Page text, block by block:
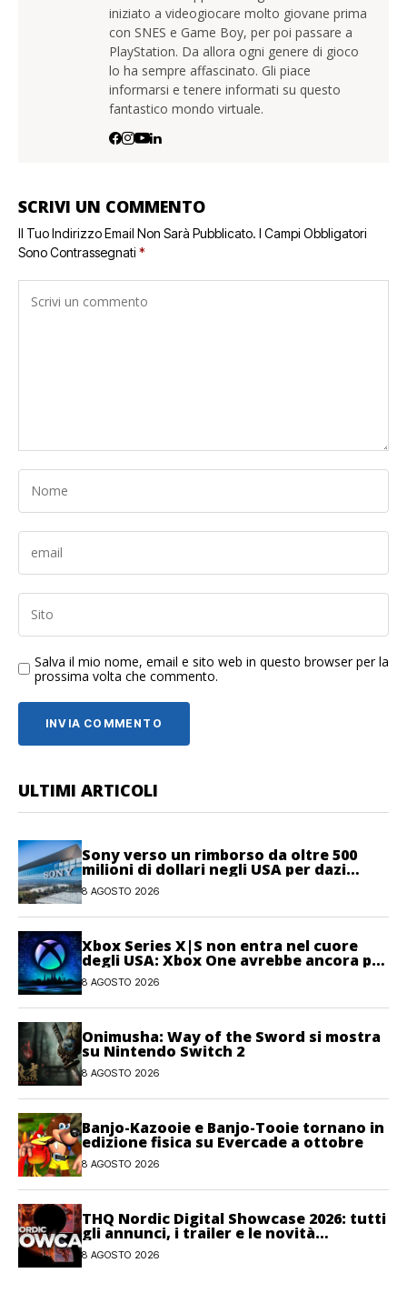
iniziato a videogiocare molto giovane prima
con SNES e Game Boy, per poi passare a
PlayStation. Da allora ogni genere di gioco
lo ha sempre affascinato. Gli piace
informarsi e tenere informati su questo
fantastico mondo virtuale.
SCRIVI UN COMMENTO
Il Tuo Indirizzo Email Non Sarà Pubblicato. I Campi Obbligatori
Sono Contrassegnati *
Salva il mio nome, email e sito web in questo browser per la
prossima volta che commento.
ULTIMI ARTICOLI
Sony verso un rimborso da oltre 500
milioni di dollari negli USA per dazi
illegittimi
8 AGOSTO 2026
Xbox Series X|S non entra nel cuore
degli USA: Xbox One avrebbe ancora più
giocatori attivi
8 AGOSTO 2026
Onimusha: Way of the Sword si mostra
su Nintendo Switch 2
8 AGOSTO 2026
Banjo-Kazooie e Banjo-Tooie tornano in
edizione fisica su Evercade a ottobre
8 AGOSTO 2026
THQ Nordic Digital Showcase 2026: tutti
gli annunci, i trailer e le novità
dell’evento
8 AGOSTO 2026